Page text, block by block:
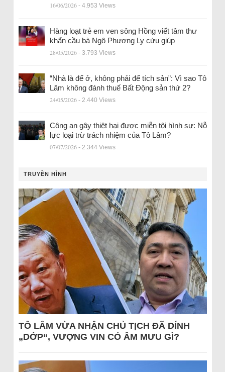
16/06/2026 - 4.953 Views
Hàng loạt trẻ em ven sông Hồng viết tâm thư
khẩn cầu bà Ngô Phương Ly cứu giúp
28/05/2026 - 3.793 Views
“Nhà là để ở, không phải để tích sản”: Vì sao Tô
Lâm không đánh thuế Bất Động sản thứ 2?
24/05/2026 - 2.440 Views
Công an gây thiệt hại được miễn tội hình sự: Nỗ
lực loại trừ trách nhiệm của Tô Lâm?
07/07/2026 - 2.344 Views
TRUYỀN HÌNH
TÔ LÂM VỪA NHẬN CHỦ TỊCH ĐÃ DÍNH
„DỚP“, VƯỢNG VIN CÓ ÂM MƯU GÌ?